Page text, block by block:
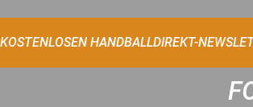
HANDBALLDIREKT-